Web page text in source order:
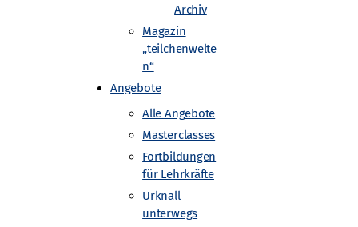
Archiv
Magazin
„teilchenwelte
n“
Angebote
Alle Angebote
Masterclasses
Fortbildungen
für Lehrkräfte
Urknall
unterwegs